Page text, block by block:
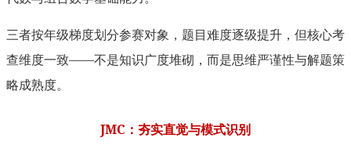
三者按年级梯度划分参赛对象，题目难度逐级提升，但核心考
查维度一致——不是知识广度堆砌，而是思维严谨性与解题策
略成熟度。
JMC：夯实直觉与模式识别